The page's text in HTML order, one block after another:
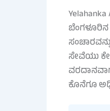
ಸೇವೆಯು
ಕೊನೆಗೂ